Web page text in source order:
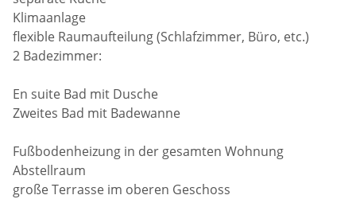
Klimaanlage
flexible Raumaufteilung (Schlafzimmer, Büro, etc.)
2 Badezimmer:
En suite Bad mit Dusche
Zweites Bad mit Badewanne
Fußbodenheizung in der gesamten Wohnung
Abstellraum
große Terrasse im oberen Geschoss